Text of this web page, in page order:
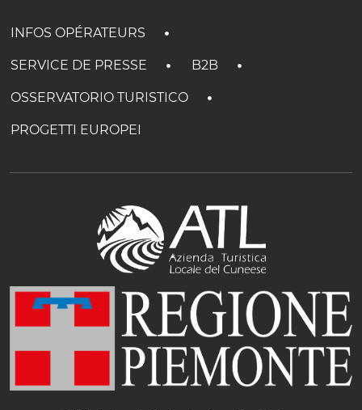
INFOS OPÉRATEURS
SERVICE DE PRESSE B2B
OSSERVATORIO TURISTICO
PROGETTI EUROPEI